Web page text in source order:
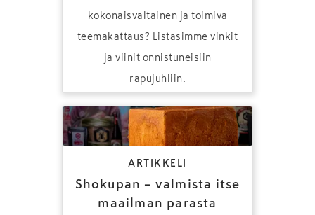
kokonaisvaltainen ja toimiva
teemakattaus? Listasimme vinkit
ja viinit onnistuneisiin
rapujuhliin.
ARTIKKELI
Shokupan – valmista itse
maailman parasta